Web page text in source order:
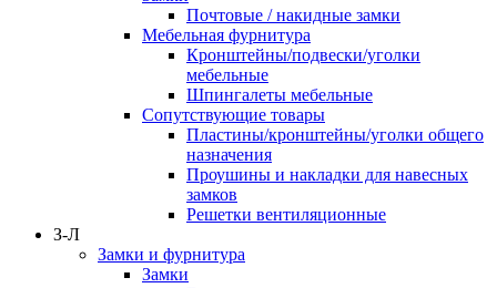
Почтовые / накидные замки
Мебельная фурнитура
Кронштейны/подвески/уголки
мебельные
Шпингалеты мебельные
Сопутствующие товары
Пластины/кронштейны/уголки общего
назначения
Проушины и накладки для навесных
замков
Решетки вентиляционные
З-Л
Замки и фурнитура
Замки